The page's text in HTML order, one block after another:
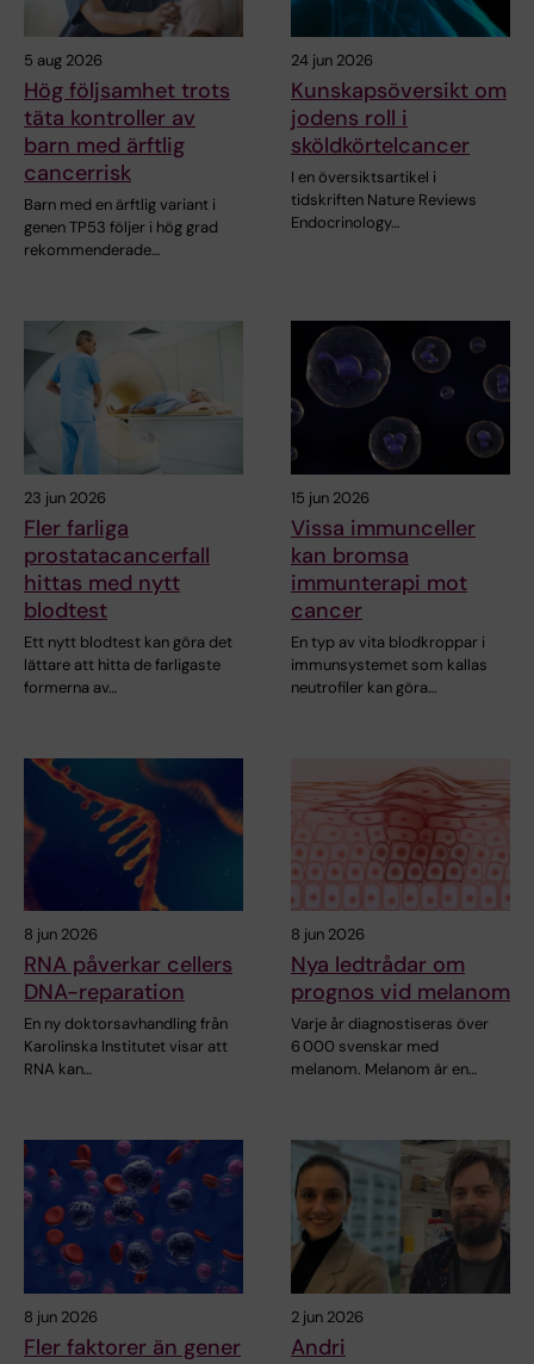
5 aug 2026
Hög följsamhet trots
täta kontroller av
barn med ärftlig
cancerrisk
Barn med en ärftlig variant i
genen TP53 följer i hög grad
rekommenderade…
24 jun 2026
Kunskapsöversikt om
jodens roll i
sköldkörtelcancer
I en översiktsartikel i
tidskriften Nature Reviews
Endocrinology…
23 jun 2026
Fler farliga
prostatacancerfall
hittas med nytt
blodtest
Ett nytt blodtest kan göra det
lättare att hitta de farligaste
formerna av…
15 jun 2026
Vissa immunceller
kan bromsa
immunterapi mot
cancer
En typ av vita blodkroppar i
immunsystemet som kallas
neutrofiler kan göra…
8 jun 2026
RNA påverkar cellers
DNA-reparation
En ny doktorsavhandling från
Karolinska Institutet visar att
RNA kan…
8 jun 2026
Nya ledtrådar om
prognos vid melanom
Varje år diagnostiseras över
6 000 svenskar med
melanom. Melanom är en…
8 jun 2026
Fler faktorer än gener
2 jun 2026
Andri